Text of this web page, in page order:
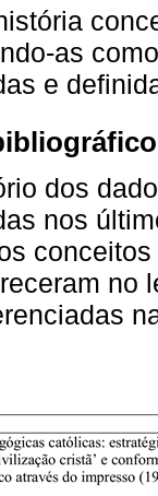
as
e
dos
nos
no